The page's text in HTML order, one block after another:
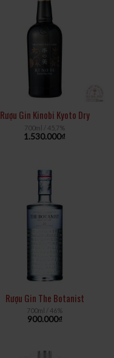
Rượu Gin Kinobi Kyoto Dry
700ml / 45,7%
1.530.000₫
Rượu Gin The Botanist
700ml / 46%
900.000₫